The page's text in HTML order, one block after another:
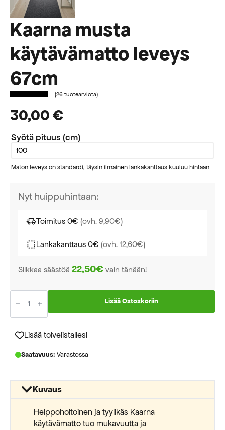
Kaarna musta
käytävämatto leveys
67cm
(26tuotearviota)
30,00€
Syötä pituus (cm)
Maton leveys on standardi, täysin ilmainen lankakanttaus kuuluu hintaan
Nyt huippuhintaan:
Toimitus 0€ (ovh. 9,90€)
Lankakanttaus 0€ (ovh. 12,60€)
Silkkaa säästöä 22,50€ vain tänään!
Kaarna
musta
käytävämatto
leveys
määrä
Lisää Ostoskoriin
Lisää toivelistallesi
Saatavuus: Varastossa
Kuvaus
Helppohoitoinen ja tyylikäs Kaarna
käytävämatto tuo mukavuutta ja